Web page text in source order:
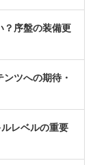
？序盤の装備更
ツへの期待・
レベルの重要